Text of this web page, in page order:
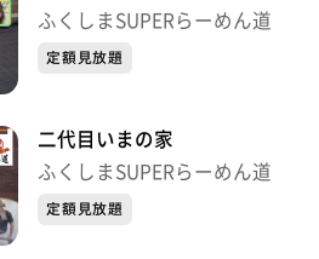
ふくしまSUPERらーめん道
定額見放題
二代目いまの家
ふくしまSUPERらーめん道
定額見放題